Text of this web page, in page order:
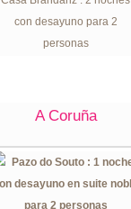
con desayuno para 2
personas
A Coruña